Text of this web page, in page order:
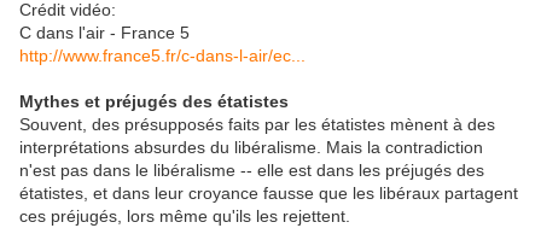
Crédit vidéo:
C dans l'air - France 5
http://www.france5.fr/c-dans-l-air/ec...
Mythes et préjugés des étatistes
Souvent, des présupposés faits par les étatistes mènent à des
interprétations absurdes du libéralisme. Mais la contradiction
n'est pas dans le libéralisme -- elle est dans les préjugés des
étatistes, et dans leur croyance fausse que les libéraux partagent
ces préjugés, lors même qu'ils les rejettent.